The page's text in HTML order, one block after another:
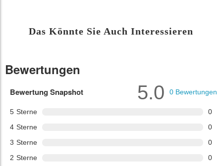
Das Könnte Sie Auch Interessieren
Bewertungen
Bewertung Snapshot
5 Sterne
0
4 Sterne
0
3 Sterne
0
2 Sterne
0
5.0 0 Bewertungen